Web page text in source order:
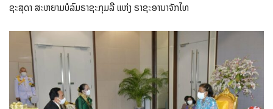
ຊະສຸດາ ສະຫຍາມບໍລົມຣາຊະກຸມລີ ແຫ່ງ ຣາຊະອານາຈັກໄທ